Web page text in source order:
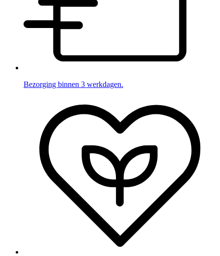
Bezorging binnen 3 werkdagen.